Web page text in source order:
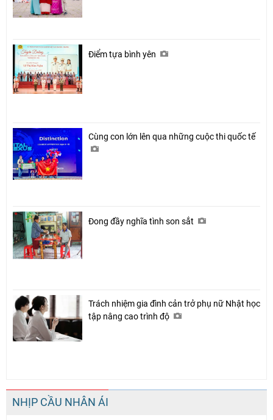
Điểm tựa bình yên
Cùng con lớn lên qua những cuộc thi quốc tế
Đong đầy nghĩa tình son sắt
Trách nhiệm gia đình cản trở phụ nữ Nhật học
tập nâng cao trình độ
NHỊP CẦU NHÂN ÁI